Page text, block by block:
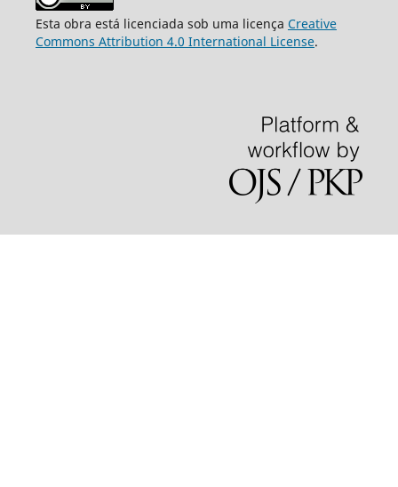
Esta obra está licenciada sob uma licença Creative
Commons Attribution 4.0 International License.